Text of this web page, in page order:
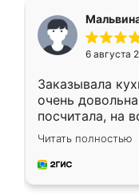
6 августа
Заказывала
очень
посчитала, на
Замерщик
делу со всей
за день,
Читать полностью